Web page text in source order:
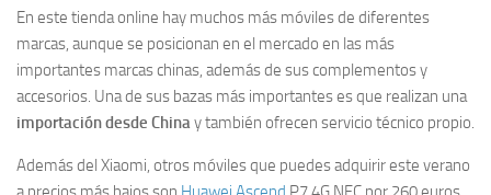
En este tienda online hay muchos más móviles de diferentes
marcas, aunque se posicionan en el mercado en las más
importantes marcas chinas, además de sus complementos y
accesorios. Una de sus bazas más importantes es que realizan una
importación desde Chinay también ofrecen servicio técnico propio.
Además del Xiaomi, otros móviles que puedes adquirir este verano